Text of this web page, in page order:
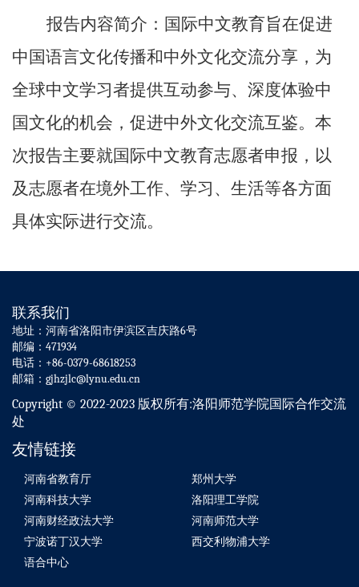
报告内容简介： 国际中文教育旨在促进
中国语言文化传播和中外文化交流分享，为
全球中文学习者提供互动参与、深度体验中
国文化的机会，促进中外文化交流互鉴。本
次报告主要就国际中文教育志愿者申报，以
及志愿者在境外工作、学习、生活等各方面
具体实际进行交流。
联系我们
地址：河南省洛阳市伊滨区吉庆路6号
邮编：471934
电话：+86-0379-68618253
邮箱：gjhzjlc@lynu.edu.cn
Copyright © 2022-2023 版权所有:洛阳师范学院国际合作交流
处
友情链接
河南省教育厅
郑州大学
河南科技大学
洛阳理工学院
河南财经政法大学
河南师范大学
宁波诺丁汉大学
西交利物浦大学
语合中心